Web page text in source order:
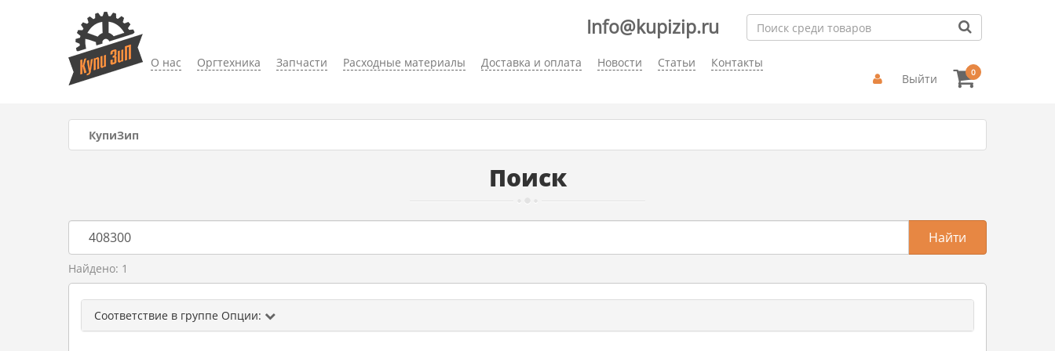
О нас Оргтехника Запчасти Расходные материалы Доставка и оплата Новости Статьи Контакты
Info@kupizip.ru
Выйти 0
КупиЗип
Поиск
Найдено: 1
Соответствие в группе Опции: